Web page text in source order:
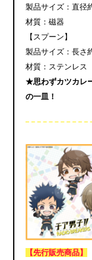
製品サイズ：直径
材質：磁器
【スプーン】
製品サイズ：長さ
材質：ステンレス
★思わずカツカレ
の一皿！
【先行販売商品】